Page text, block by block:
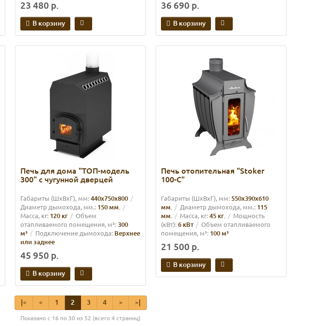
23 480 р.
В корзину
36 690 р.
В корзину
Печь для дома "ТОП-модель
300" с чугунной дверцей
Габариты (ШхВхГ), мм:440x750х800
Диаметр дымохода, мм.: 150 мм.
Масса, кг: 120 кг
Объем
отапливаемого помещения, м³:300
м³
Подключение дымохода: Верхнее
или заднее
45 950 р.
В корзину
Печь отопительная "Stoker
100-C"
Габариты (ШхВхГ), мм:550х390х610
мм.
Диаметр дымохода, мм.: 115
мм.
Масса, кг:45 кг.
Мощность
(кВт):6 кВт
Объем отапливаемого
помещения, м³: 100 м³
21 500 р.
В корзину
|< < 1 2 3 4 > >|
Показано с 16 по 30 из 52 (всего 4 страниц)